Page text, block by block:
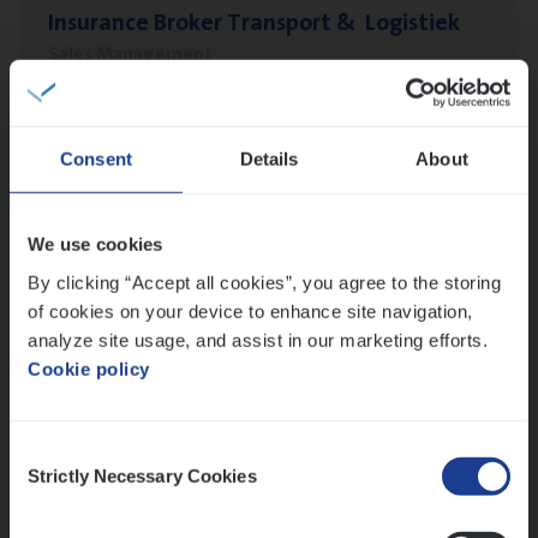
Consent Details About
We use cookies
By clicking “Accept all cookies”, you agree to the storing
of cookies on your device to enhance site navigation,
analyze site usage, and assist in our marketing efforts.
Cookie policy
Selection
Strictly Necessary Cookies
Insu­ran­ce Bro­ker Trans­port& Logistiek
Sales Management
IT, Change & Innovation
Antwerpen